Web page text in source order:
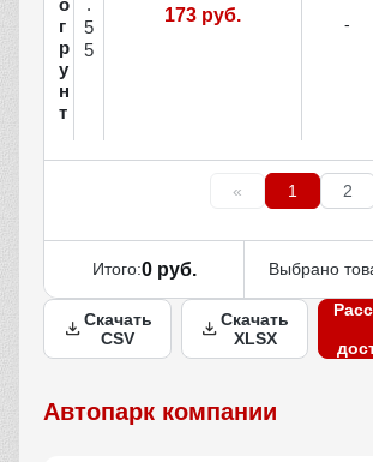
о
г
р
у
н
т
.
5
5
173 руб.
« 1 2
Итого:0 руб. Выбрано
Скачать
CSV
Скачать
XLSX
Автопарк компании